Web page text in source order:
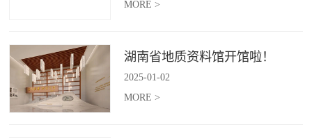
MORE >
湖南省地质资料馆开馆啦！
2025-01 -02
MORE >